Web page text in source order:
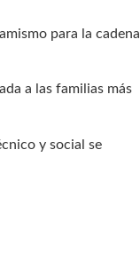
para la cadena
a las familias más
y social se